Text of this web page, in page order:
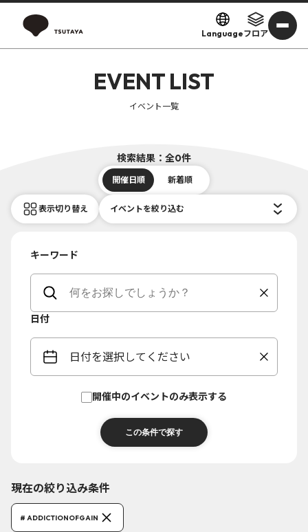
Languageフロア
EVENT LIST
イベント一覧
検索結果：全0件
開催日順 新着順
表示切り替え イベントを絞り込む
キーワード
日付
日付を選択してください
開催中のイベントのみ表示する
現在の絞り込み条件
# ADDICTIONOFGAIN